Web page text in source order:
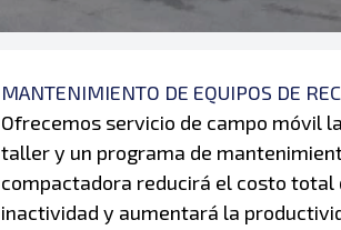
MANTENIMIENTO DE EQUIPOS DE
Ofrecemos servicio de campo móvil
taller y un programa de
compactadora reducirá el costo total
inactividad y aumentará la